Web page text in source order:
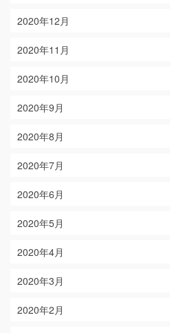
2020年12月
2020年11月
2020年10月
2020年9月
2020年8月
2020年7月
2020年6月
2020年5月
2020年4月
2020年3月
2020年2月